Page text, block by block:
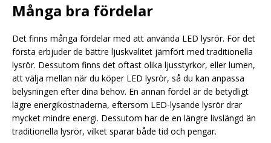
Många bra fördelar
Det finns många fördelar med att använda LED lysrör. För det
första erbjuder de bättre ljuskvalitet jämfört med traditionella
lysrör. Dessutom finns det oftast olika ljusstyrkor, eller lumen,
att välja mellan när du köper LED lysrör, så du kan anpassa
belysningen efter dina behov. En annan fördel är de betydligt
lägre energikostnaderna, eftersom LED-lysande lysrör drar
mycket mindre energi. Dessutom har de en längre livslängd än
traditionella lysrör, vilket sparar både tid och pengar.